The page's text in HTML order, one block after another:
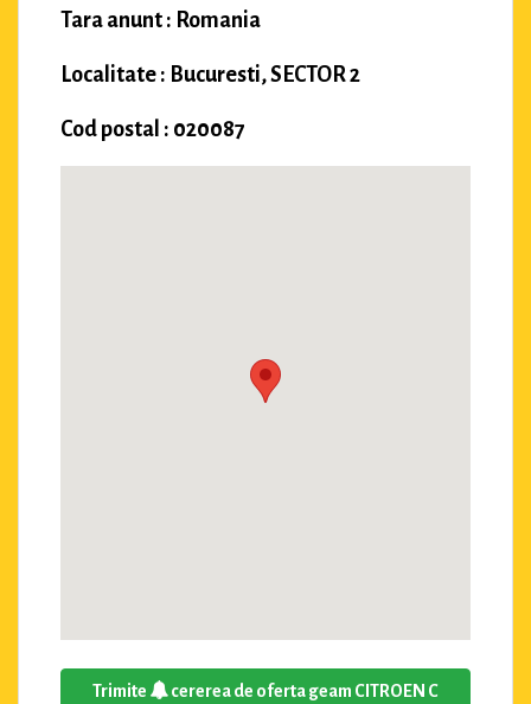
Tara anunt : Romania
Localitate : Bucuresti, SECTOR 2
Cod postal : 020087
Trimite
cererea de oferta geam CITROEN C